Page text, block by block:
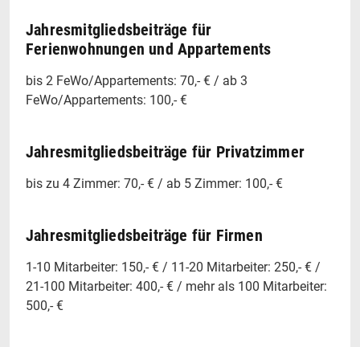
Jahresmitgliedsbeiträge für
Ferienwohnungen und Appartements
bis 2 FeWo/Appartements: 70,- € / ab 3
FeWo/Appartements: 100,- €
Jahresmitgliedsbeiträge für Privatzimmer
bis zu 4 Zimmer: 70,- € / ab 5 Zimmer: 100,- €
Jahresmitgliedsbeiträge für Firmen
1-10 Mitarbeiter: 150,- € / 11-20 Mitarbeiter: 250,- € /
21-100 Mitarbeiter: 400,- € / mehr als 100 Mitarbeiter:
500,- €